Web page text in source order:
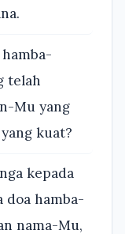
telah
Mu yang
kuat?
kepada
doa hamba-
nama-Mu,